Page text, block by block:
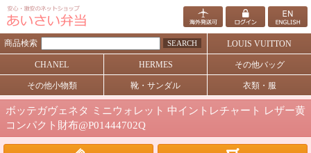
商品検索 SEARCH LOUIS VUITTON
CHANEL HERMES その他バッグ
その他小物類 靴・サンダル 衣類・服
ボッテガヴェネタ ミニウォレット 中イントレチャート レザー黄
コンパクト財布@P01444702Q